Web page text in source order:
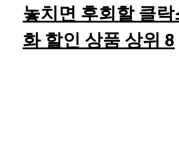
놓치면 후회할 클
화 할인 상품 상위 8